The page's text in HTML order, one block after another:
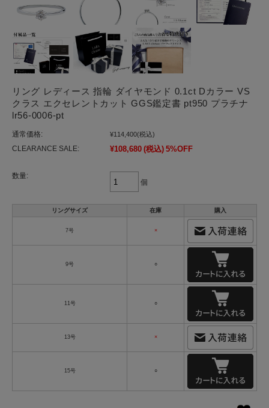
リング レディース 指輪 ダイヤモンド 0.1ct Dカラー VS
クラス エクセレントカット GGS鑑定書 pt950 プラチナ
lr56-0006-pt
通常価格: ¥114,400(税込)
CLEARANCE SALE: ¥108,680 (税込) 5%OFF
数量:
個
リングサイズ 在庫 購入
7号 ×
9号 ○
11号 ○
13号 ×
15号 ○